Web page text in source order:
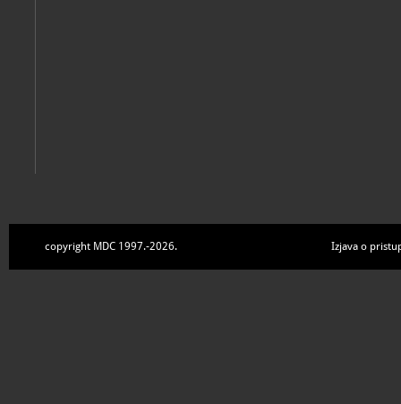
copyright MDC 1997.-2026. Izjava o